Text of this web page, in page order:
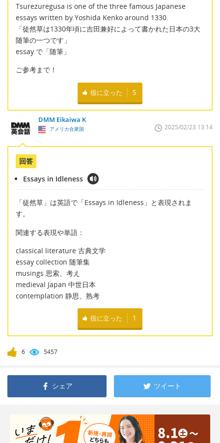
Tsurezuregusa is one of the three famous Japanese
essays written by Yoshida Kenko around 1330.
「徒然草は1330年頃に吉田兼好によって書かれた日本の3大
随筆の一つです」
essay で「随筆」
ご参考まで！
役に立った 5
DMM Eikaiwa K
アメリカ合衆国 2025/02/23 13:14
回答
Essays in Idleness
「徒然草」は英語で「Essays in Idleness」と表現されま
す。
関連する表現や単語：
classical literature 古典文学
essay collection 随筆集
musings 思索、考え
medieval Japan 中世日本
contemplation 静思、熟考
役に立った 1
6 5457
シェア ツイート